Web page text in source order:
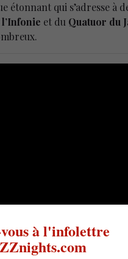
étonnant qui s’adresse
l’Infonie et du Quatuor du
à l'infolettre